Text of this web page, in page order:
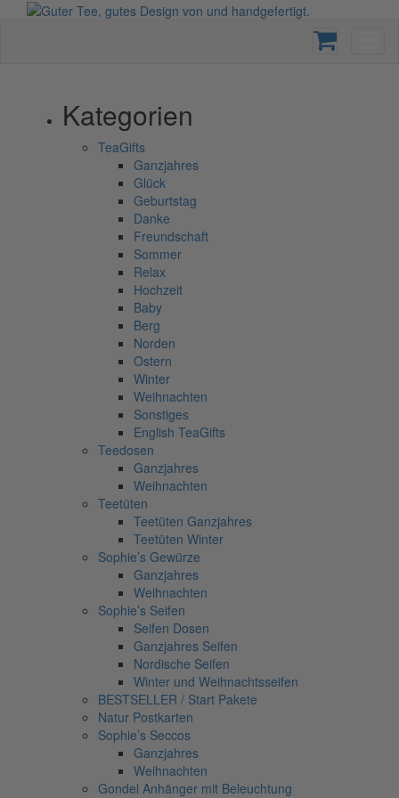
Kategorien
TeaGifts
Ganzjahres
Glück
Geburtstag
Danke
Freundschaft
Sommer
Relax
Hochzeit
Baby
Berg
Norden
Ostern
Winter
Weihnachten
Sonstiges
English TeaGifts
Teedosen
Ganzjahres
Weihnachten
Teetüten
Teetüten Ganzjahres
Teetüten Winter
Sophie’s Gewürze
Ganzjahres
Weihnachten
Sophie’s Seifen
Seifen Dosen
Ganzjahres Seifen
Nordische Seifen
Winter und Weihnachtsseifen
BESTSELLER / Start Pakete
Natur Postkarten
Sophie’s Seccos
Ganzjahres
Weihnachten
Gondel Anhänger mit Beleuchtung